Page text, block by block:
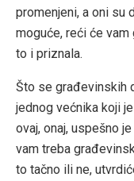
promenjeni, a oni su
moguće, reći će vam
to i priznala.
Što se građevinskih
jednog većnika koji
ovaj, onaj, uspešno
vam treba
to tačno ili ne,